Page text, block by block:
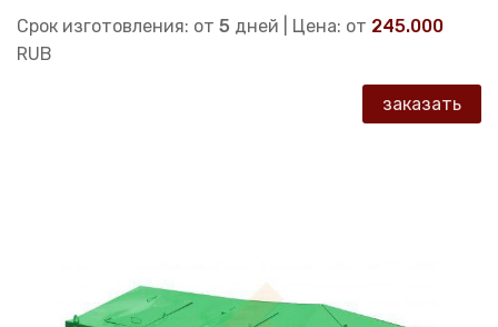
Срок изготовления: от 5 дней | Цена: от 245.000
RUB
заказать